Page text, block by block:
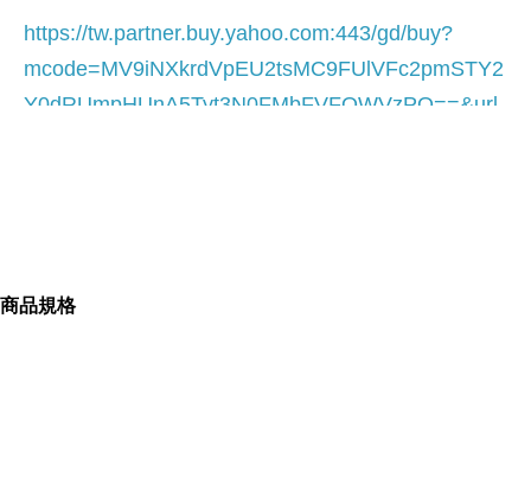
https://tw.partner.buy.yahoo.com:443/gd/buy?
mcode=MV9iNXkrdVpEU2tsMC9FUlVFc2pmSTY2
Y0dRUmpHUnA5Tyt3N0FMbFVFQWVzPQ==&url
1.大LOGO造型連帽毛衣
商品規格